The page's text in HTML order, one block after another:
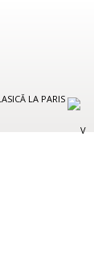
LA PARIS